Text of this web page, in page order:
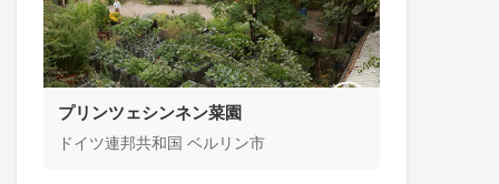
プリンツェシンネン菜園
ドイツ連邦共和国 ベルリン市